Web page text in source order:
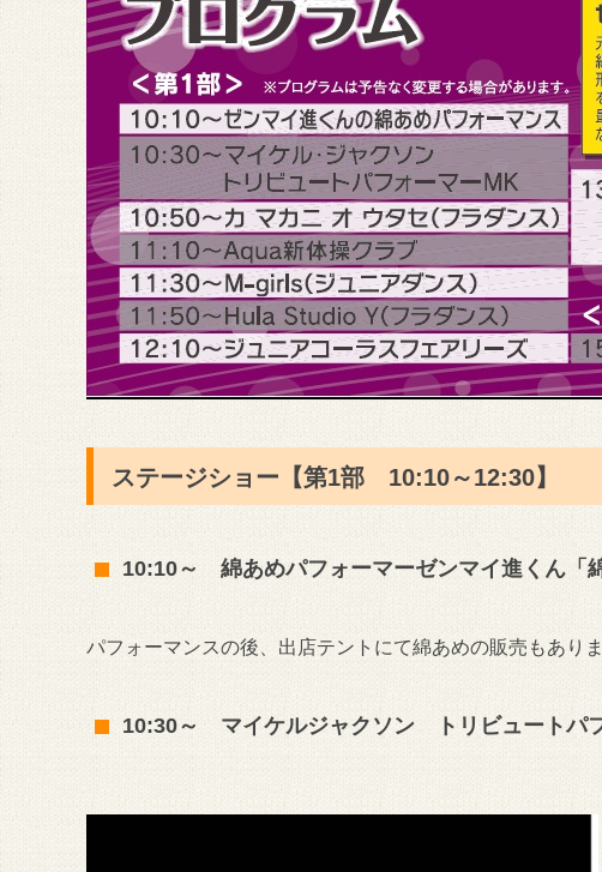
ステージショー【第1部 10:10～12:30】
10:10～ 綿あめパフォーマーゼンマイ進くん「
パフォーマンスの後、出店テントにて綿あめの販売もありま
10:30～ マイケルジャクソン トリビュートパ